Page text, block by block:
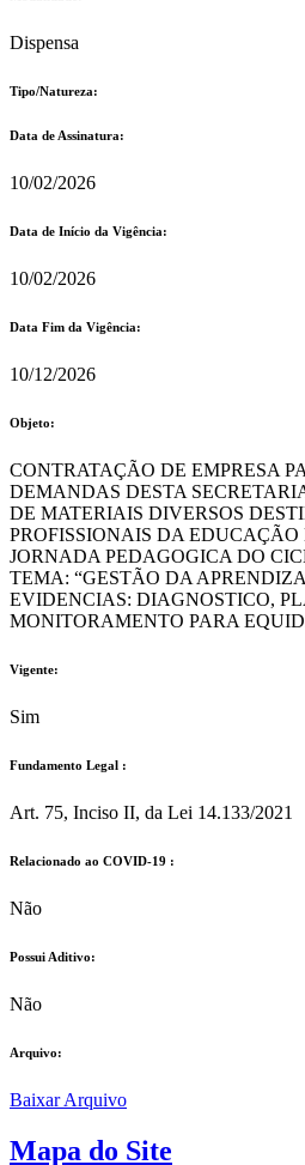
Dispensa
Tipo/Natureza:
Data de Assinatura:
10/02/2026
Data de Início da Vigência:
10/02/2026
Data Fim da Vigência:
10/12/2026
Objeto:
CONTRATAÇÃO DE EMPRESA
DEMANDAS DESTA
DE MATERIAIS DIVERSOS
PROFISSIONAIS DA
JORNADA PEDAGOGICA DO
TEMA: “GESTÃO DA
EVIDENCIAS: DIAGNOSTICO,
MONITORAMENTO PARA
Vigente:
Sim
Fundamento Legal :​
Art. 75, Inciso II, da Lei 14.133/2021
Relacionado ao COVID-19 :​
Não
Possui Aditivo:​
Não
Arquivo:
Baixar Arquivo
Mapa do Site